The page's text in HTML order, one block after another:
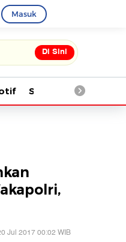
Masuk
Di Sini
Saintek
Jul 2017 00:02 WIB